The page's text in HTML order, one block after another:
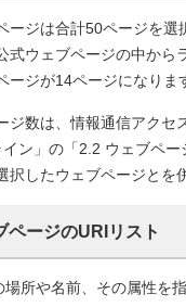
ージは合計50ページを選
式ウェブページの中か
ージが14ページになりま
ジ数は、情報通信アク
ン」の「2.2 ウェブペ
択したウェブページとを
ページのURIリスト
所や名前、その属性を